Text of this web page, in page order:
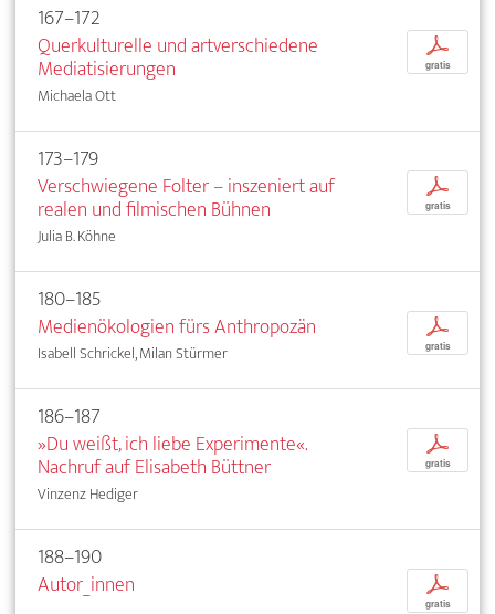
167–172
Querkulturelle und artverschiedene
Mediatisierungen
Michaela Ott
p
gratis
173–179
Verschwiegene Folter – inszeniert auf
realen und filmischen Bühnen
Julia B. Köhne
p
gratis
180–185
Medienökologien fürs Anthropozän
Isabell Schrickel, Milan Stürmer
p
gratis
186–187
»Du weißt, ich liebe Experimente«.
Nachruf auf Elisabeth Büttner
Vinzenz Hediger
p
gratis
188–190
Autor_innen
p
gratis